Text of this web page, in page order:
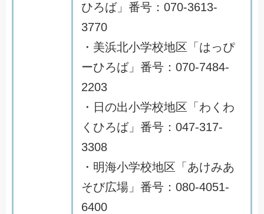
ひろば」番号：070-3613-
3770
・美浜北小学校地区「はっぴ
ーひろば」番号：070-7484-
2203
・日の出小学校地区「わくわ
くひろば」番号：047-317-
3308
・明海小学校地区「あけみあ
そび広場」番号：080-4051-
6400